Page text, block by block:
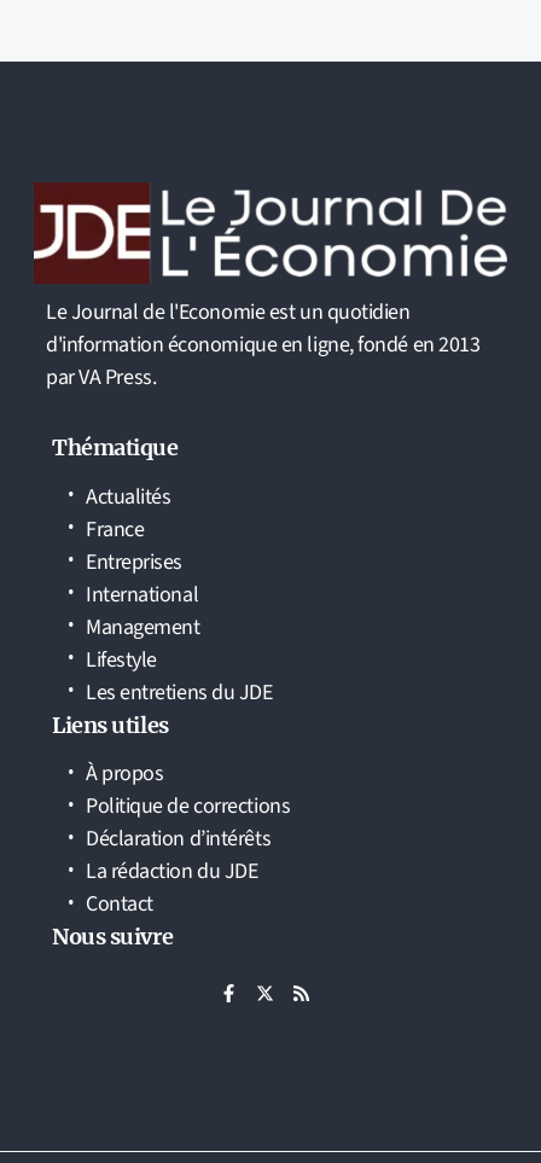
Le Journal de l'Economie est un quotidien
d'information économique en ligne, fondé en 2013
par VA Press.
Thématique
Actualités
France
Entreprises
International
Management
Lifestyle
Les entretiens du JDE
Liens utiles
À propos
Politique de corrections
Déclaration d’intérêts
La rédaction du JDE
Contact
Nous suivre